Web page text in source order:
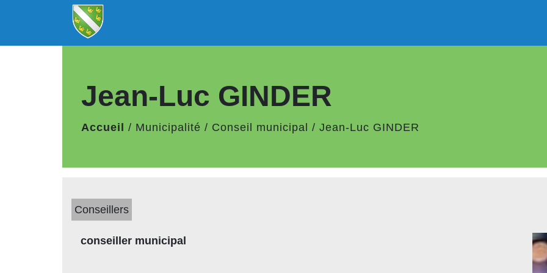
Jean-Luc GINDER
Accueil / Municipalité / Conseil municipal / Jean-Luc GINDER
Conseillers
conseiller municipal